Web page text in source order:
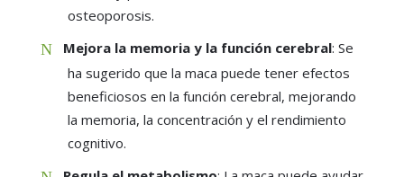
osteoporosis.
Mejora la memoria y la función cerebral: Se
ha sugerido que la maca puede tener efectos
beneficiosos en la función cerebral, mejorando
la memoria, la concentración y el rendimiento
cognitivo.